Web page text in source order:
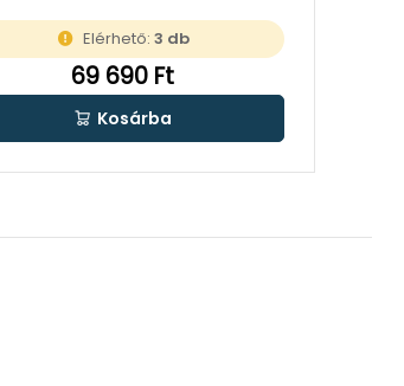
Elérhető:3 db
69 690 Ft
Kosárba